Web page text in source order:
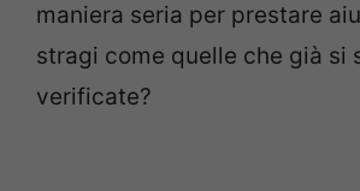
maniera seria per prestare
stragi come quelle che già si
verificate?